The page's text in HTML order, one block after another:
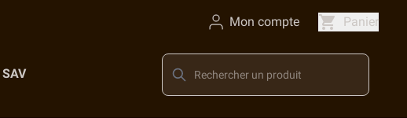
Mon compte Panier
SAV